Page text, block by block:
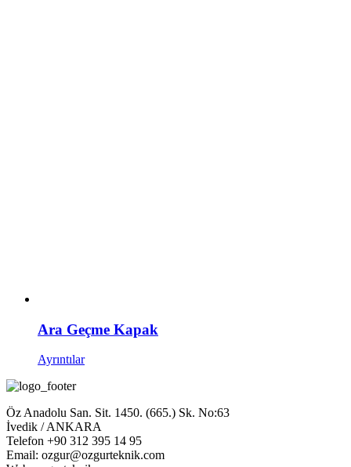
Ara Geçme Kapak
Ayrıntılar
Öz Anadolu San. Sit. 1450. (665.) Sk. No:63
İvedik / ANKARA
Telefon +90 312 395 14 95
Email: ozgur@ozgurteknik.com